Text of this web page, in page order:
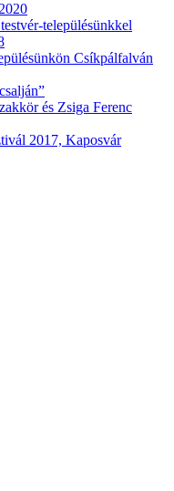
településünkkel
Csíkpálfalván
és Zsiga Ferenc
2017, Kaposvár